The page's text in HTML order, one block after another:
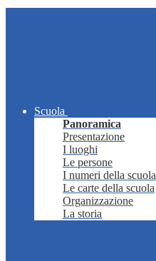
Scuola
Panoramica
Presentazione
I luoghi
Le persone
I numeri della scuola
Le carte della scuola
Organizzazione
La storia